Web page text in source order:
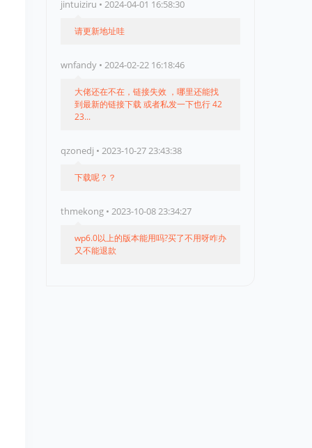
jintuiziru • 2024-04-01 16:58:30
请更新地址哇
wnfandy • 2024-02-22 16:18:46
大佬还在不在，链接失效 ，哪里还能找
到最新的链接下载 或者私发一下也行 42
23...
qzonedj • 2023-10-27 23:43:38
下载呢？？
thmekong • 2023-10-08 23:34:27
wp6.0以上的版本能用吗?买了不用呀咋办
又不能退款